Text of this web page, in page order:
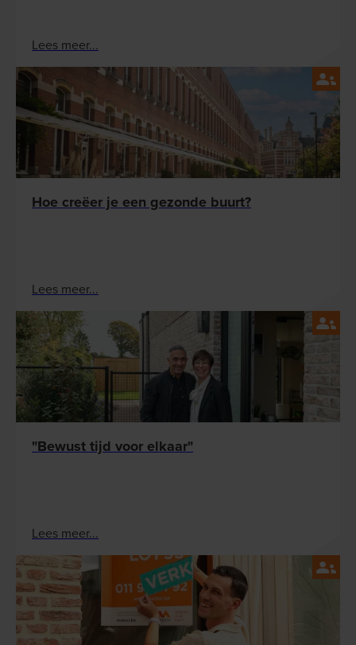
Lees meer...
Hoe creëer je een gezonde buurt?
Lees meer...
"Bewust tijd voor elkaar"
Lees meer...